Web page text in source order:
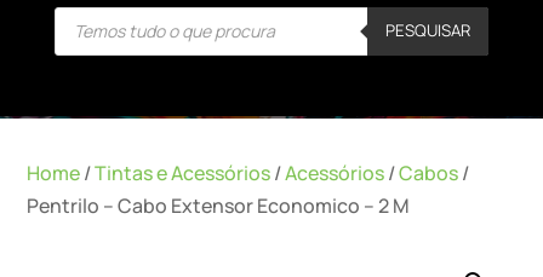
Products
search PESQUISAR
Home/Tintas e Acessórios/Acessórios/Cabos/
Pentrilo – Cabo Extensor Economico – 2 M